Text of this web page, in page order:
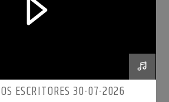
ESCRITORES 30-07-2026